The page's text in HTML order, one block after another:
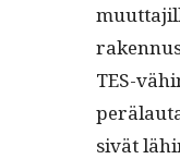
TES-
sivät